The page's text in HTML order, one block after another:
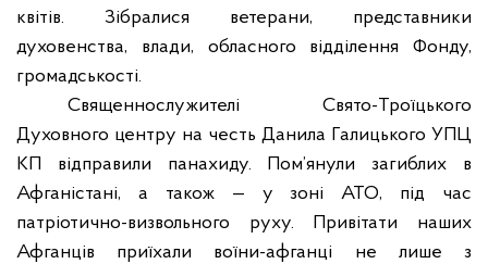
квітів. Зібралися ветерани, представники
духовенства, влади, обласного відділення Фонду,
громадськості.
Священнослужителі Свято-Троїцького
Духовного центру на честь Данила Галицького УПЦ
КП відправили панахиду. Пом’янули загиблих в
Афганістані, а також — у зоні АТО, під час
патріотично-визвольного руху. Привітати наших
Афганців приїхали воїни-афганці не лише з